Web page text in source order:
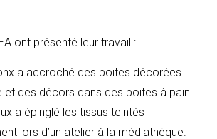
ont présenté leur travail :
a accroché des boites décorées
et des décors dans des boites à pain
a épinglé les tissus teintés
lors d’un atelier à la médiathèque.